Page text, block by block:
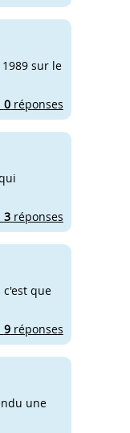
sur le
0réponses
3réponses
que
9réponses
une